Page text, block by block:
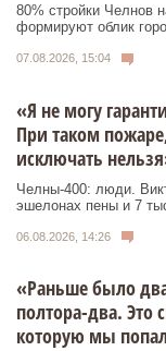
80% стройки Челнов
формируют облик
07.08.2026, 15:04
«Я не могу
При таком
исключать
Челны-400: люди.
эшелонах пены и 7
06.08.2026, 14:26
«Раньше было
полтора-два. Это
которую мы